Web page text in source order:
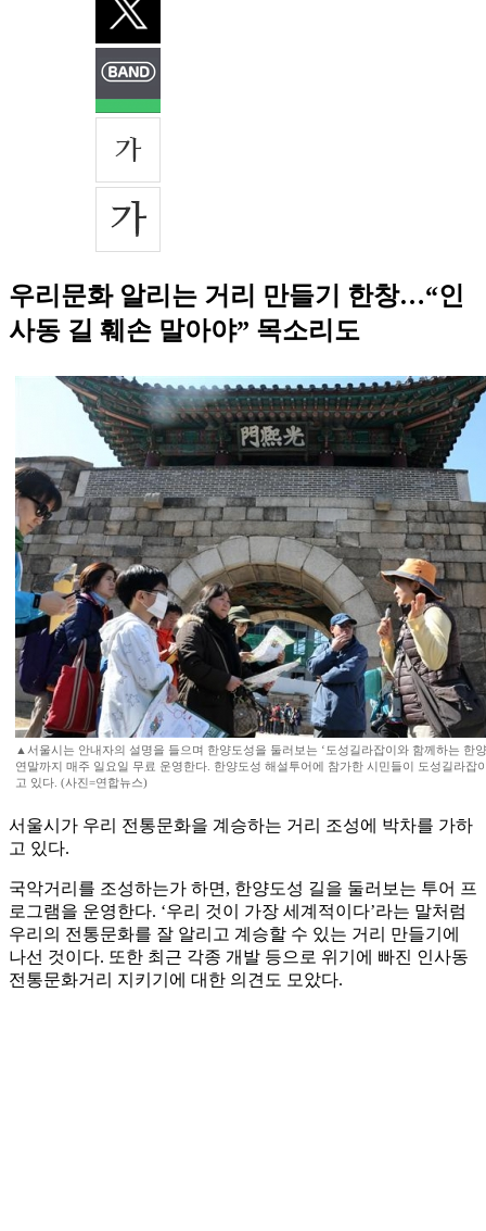
우리문화 알리는 거리 만들기 한창…“인
사동 길 훼손 말아야” 목소리도
▲서울시는 안내자의 설명을 들으며 한양도성을 둘러보는 ‘도성길라잡이와 함께하는 한
연말까지 매주 일요일 무료 운영한다. 한양도성 해설투어에 참가한 시민들이 도성길라잡
고 있다. (사진=연합뉴스)
서울시가 우리 전통문화을 계승하는 거리 조성에 박차를 가하
고 있다.
국악거리를 조성하는가 하면, 한양도성 길을 둘러보는 투어 프
로그램을 운영한다. ‘우리 것이 가장 세계적이다’라는 말처럼
우리의 전통문화를 잘 알리고 계승할 수 있는 거리 만들기에
나선 것이다. 또한 최근 각종 개발 등으로 위기에 빠진 인사동
전통문화거리 지키기에 대한 의견도 모았다.